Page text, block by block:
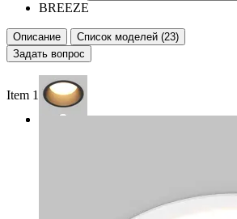
BREEZE
Описание
Список моделей (23)
Задать вопрос
Item 1 of 2